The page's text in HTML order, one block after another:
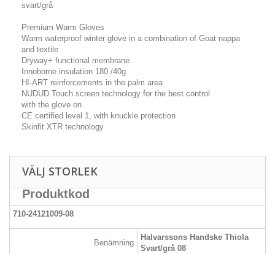
svart/grå
Premium Warm Gloves
Warm waterproof winter glove in a combination of Goat nappa
and textile
Dryway+ functional membrane
Innoborne insulation 180 /40g
HI-ART reinforcements in the palm area
NUDUD Touch screen technology for the best control
with the glove on
CE certified level 1, with knuckle protection
Skinfit XTR technology
VÄLJ STORLEK
Produktkod
710-24121009-08
Benämning
Halvarssons Handske Thiola
Svart/grå 08